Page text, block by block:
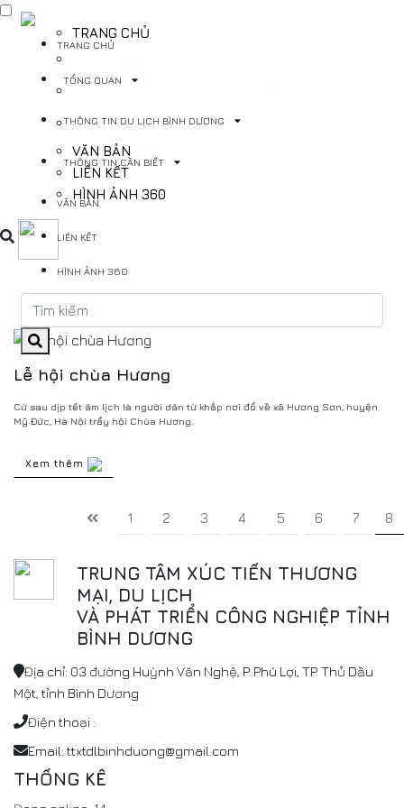
TRANG CHỦ
THÔNG TIN CẦN BIẾT
VĂN BẢN
LIÊN KẾT
HÌNH ẢNH 360
TRANG CHỦ
TỔNG QUAN
THÔNG TIN DU LỊCH BÌNH DƯƠNG
THÔNG TIN CẦN BIẾT
VĂN BẢN
LIÊN KẾT
HÌNH ẢNH 360
Lễ hội chùa Hương
Cứ sau dịp tết âm lịch là người dân từ khắp nơi đổ về xã Hương Sơn, huyện
Mỹ Đức, Hà Nội trẩy hội Chùa Hương.
Xem thêm
1 2 3 4 5 6 7 8
TRUNG TÂM XÚC TIẾN THƯƠNG
MẠI, DU LỊCH
VÀ PHÁT TRIỂN CÔNG NGHIỆP TỈNH
BÌNH DƯƠNG
Địa chỉ: 03 đường Huỳnh Văn Nghệ, P. Phú Lợi, TP. Thủ Dầu
Một, tỉnh Bình Dương
Điện thoại :
Email: ttxtdlbinhduong@gmail.com
THỐNG KÊ